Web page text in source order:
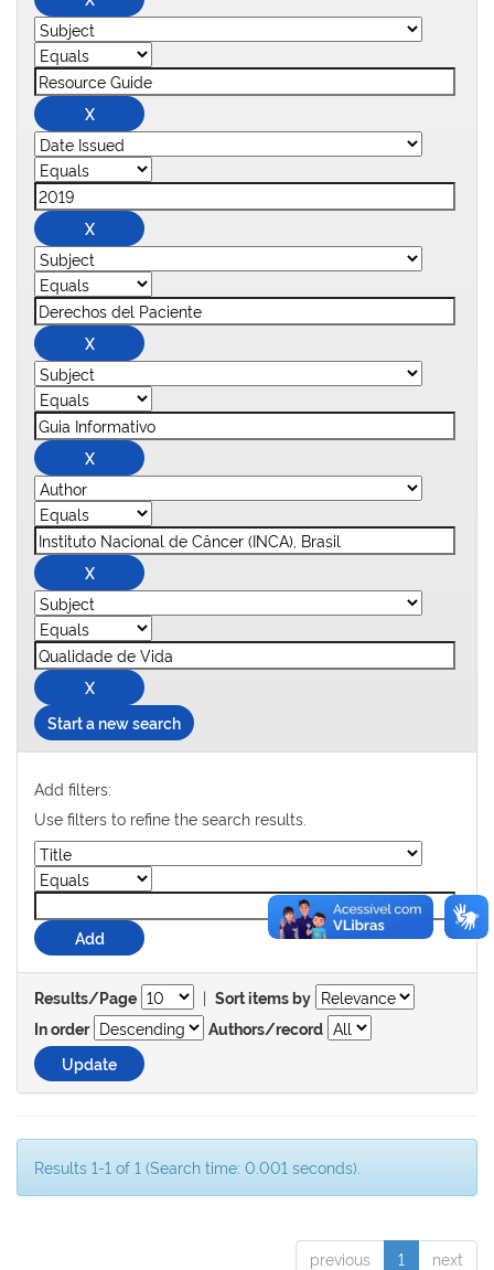
Start a new search
Add filters:
Use filters to refine the search results.
Results/Page | Sort items by
In order
Authors/record
Results 1-1 of 1 (Search time: 0.001 seconds).
previous 1 next